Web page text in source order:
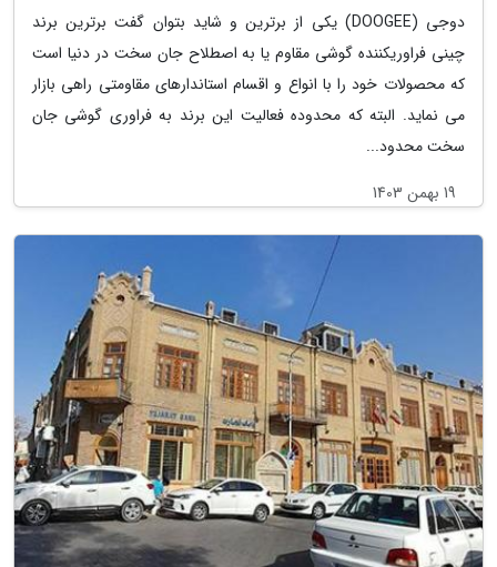
دوجی (DOOGEE) یکی از برترین و شاید بتوان گفت برترین برند
چینی فراوریکننده گوشی مقاوم یا به اصطلاح جان سخت در دنیا است
که محصولات خود را با انواع و اقسام استاندارهای مقاومتی راهی بازار
می نماید. البته که محدوده فعالیت این برند به فراوری گوشی جان
سخت محدود...
19 بهمن 1403